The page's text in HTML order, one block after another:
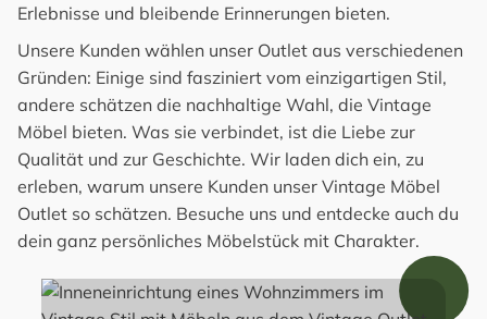
Erlebnisse und bleibende Erinnerungen bieten.
Unsere Kunden wählen unser Outlet aus verschiedenen
Gründen: Einige sind fasziniert vom einzigartigen Stil,
andere schätzen die nachhaltige Wahl, die Vintage
Möbel bieten. Was sie verbindet, ist die Liebe zur
Qualität und zur Geschichte. Wir laden dich ein, zu
erleben, warum unsere Kunden unser Vintage Möbel
Outlet so schätzen. Besuche uns und entdecke auch du
dein ganz persönliches Möbelstück mit Charakter.